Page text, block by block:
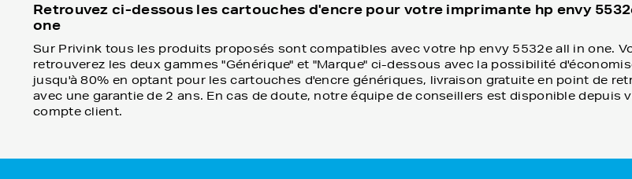
Retrouvez ci-dessous les cartouches d'encre pour votre imprimante hp envy
one
Sur Privink tous les produits proposés sont compatibles avec votre hp envy 5532e all in one.
retrouverez les deux gammes "Générique" et "Marque" ci-dessous avec la possibilité
jusqu'à 80% en optant pour les cartouches d'encre génériques, livraison gratuite en point de
avec une garantie de 2 ans. En cas de doute, notre équipe de conseillers est disponible depuis
compte client.